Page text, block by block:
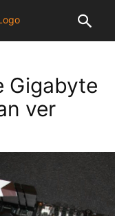
Gigabyte
ver